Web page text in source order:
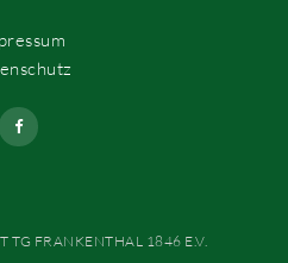
TG FRANKENTHAL 1846 E.V.